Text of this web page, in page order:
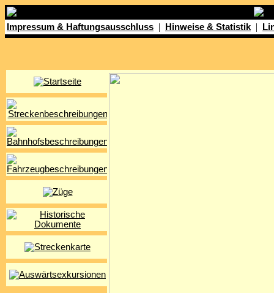
Impressum & Haftungsausschluss | Hinweise & Statistik |